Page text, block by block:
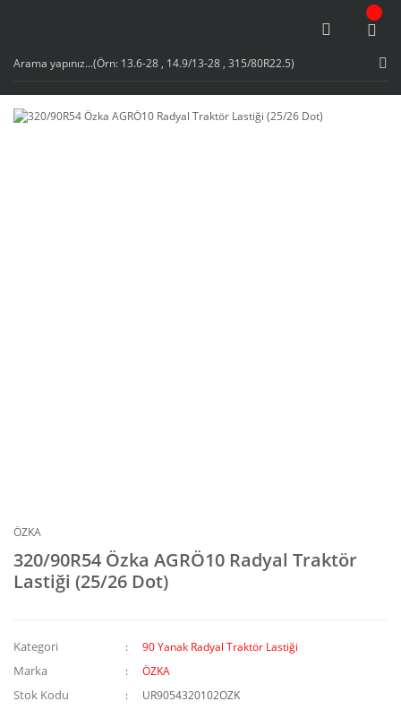
ÖZKA
320/90R54 Özka AGRÖ10 Radyal Traktör
Lastiği (25/26 Dot)
Kategori 90 Yanak Radyal Traktör Lastiği
Marka ÖZKA
Stok Kodu UR9054320102OZK